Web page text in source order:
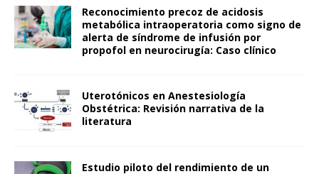
Reconocimiento precoz de acidosis
metabólica intraoperatoria como signo de
alerta de síndrome de infusión por
propofol en neurocirugía: Caso clínico
Uterotónicos en Anestesiología
Obstétrica: Revisión narrativa de la
literatura
Estudio piloto del rendimiento de un